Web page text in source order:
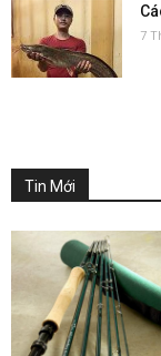
7
Tin Mới